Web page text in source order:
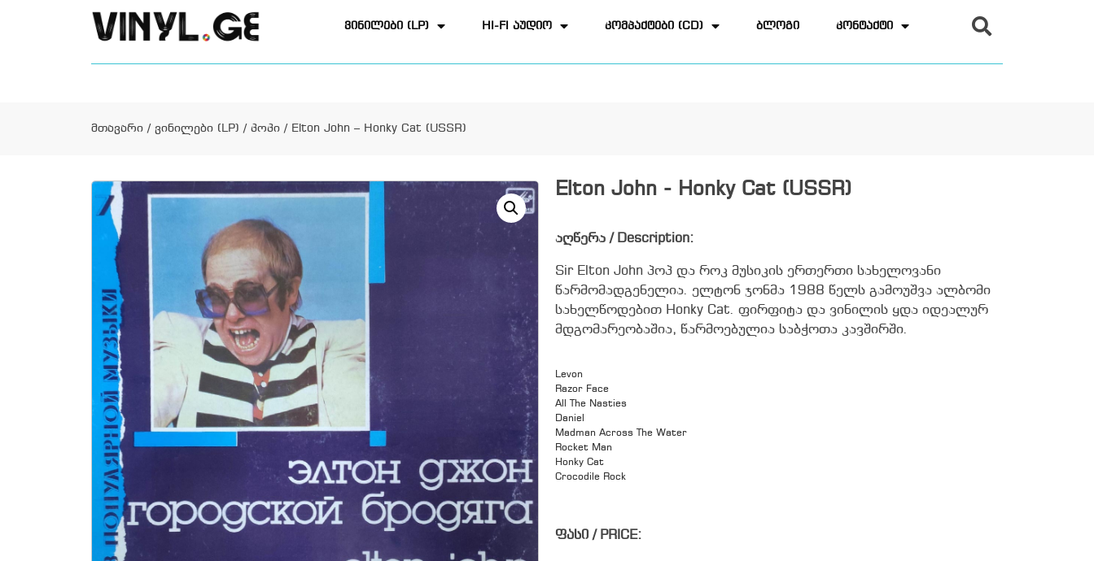
ვინილები (LP) HI-FI აუდიო კომპაქტები (CD) ბლოგი კონტაქტი
მთავარი / ვინილები (LP) / პოპი / Elton John – Honky Cat (USSR)
Elton John - Honky Cat (USSR)
აღწერა / Description:
Sir Elton John პოპ და როკ მუსიკის ერთერთი სახელოვანი
წარმომადგენელია. ელტონ ჯონმა 1988 წელს გამოუშვა ალბომი
სახელწოდებით Honky Cat. ფირფიტა და ვინილის ყდა იდეალურ
მდგომარეობაშია, წარმოებულია საბჭოთა კავშირში.
Levon
Razor Face
All The Nasties
Daniel
Madman Across The Water
Rocket Man
Honky Cat
Crocodile Rock
ფასი / PRICE: